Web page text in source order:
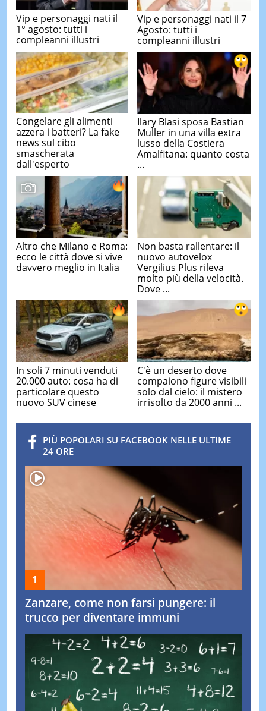
Vip e personaggi nati il
1° agosto: tutti i
compleanni illustri
Vip e personaggi nati il 7
Agosto: tutti i
compleanni illustri
Congelare gli alimenti
azzera i batteri? La fake
news sul cibo
smascherata
dall'esperto
Ilary Blasi sposa Bastian
Muller in una villa extra
lusso della Costiera
Amalfitana: quanto costa
...
Altro che Milano e Roma:
ecco le città dove si vive
davvero meglio in Italia
Non basta rallentare: il
nuovo autovelox
Vergilius Plus rileva
molto più della velocità.
Dove ...
In soli 7 minuti venduti
20.000 auto: cosa ha di
particolare questo
nuovo SUV cinese
C'è un deserto dove
compaiono figure visibili
solo dal cielo: il mistero
irrisolto da 2000 anni ...
PIÙ POPOLARI SU FACEBOOK NELLE ULTIME
24 ORE
Zanzare, come non farsi pungere: il
trucco per diventare immuni